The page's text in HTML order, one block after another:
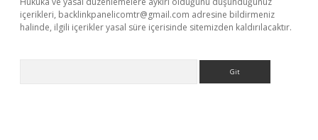
içerikleri, backlinkpanelicomtr@gmail.com adresine bildirmeniz
halinde, ilgili içerikler yasal süre içerisinde sitemizden kaldırılacaktır.